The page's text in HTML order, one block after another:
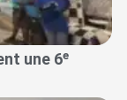
une 6ᵉ